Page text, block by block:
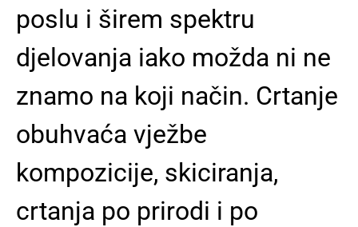
poslu i širem spektru
djelovanja iako možda ni ne
znamo na koji način. Crtanje
obuhvaća vježbe
kompozicije, skiciranja,
crtanja po prirodi i po